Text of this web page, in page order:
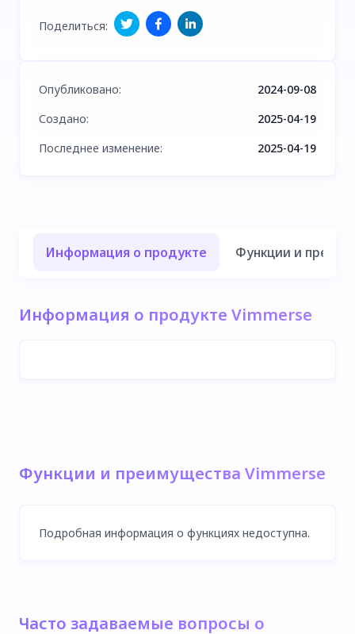
Поделиться:
Опубликовано:
2024-09-08
Создано:
2025-04-19
Последнее изменение: 2025-04-19
Информация о продукте Функции и
Информация о продукте Vimmerse
Функции и преимущества Vimmerse
Подробная информация о функциях недоступна.
Часто задаваемые вопросы о